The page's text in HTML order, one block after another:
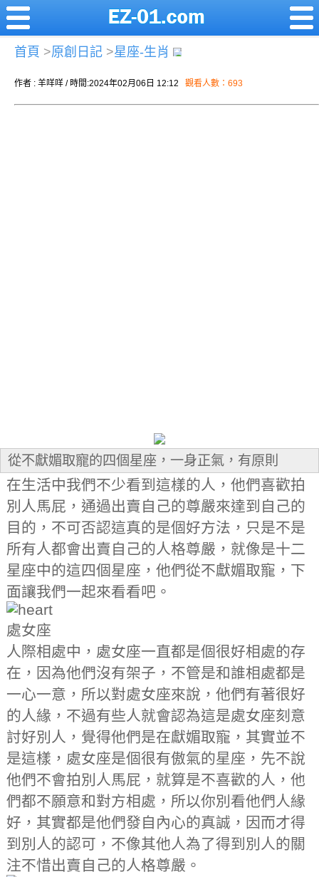
首頁 >原創日記 >星座-生肖
作者 : 羊咩咩 / 時間:2024年02月06日 12:12 觀看人數：693
從不獻媚取寵的四個星座，一身正氣，有原則
在生活中我們不少看到這樣的人，他們喜歡拍
別人馬屁，通過出賣自己的尊嚴來達到自己的
目的，不可否認這真的是個好方法，只是不是
所有人都會出賣自己的人格尊嚴，就像是十二
星座中的這四個星座，他們從不獻媚取寵，下
面讓我們一起來看看吧。
處女座
人際相處中，處女座一直都是個很好相處的存
在，因為他們沒有架子，不管是和誰相處都是
一心一意，所以對處女座來說，他們有著很好
的人緣，不過有些人就會認為這是處女座刻意
討好別人，覺得他們是在獻媚取寵，其實並不
是這樣，處女座是個很有傲氣的星座，先不說
他們不會拍別人馬屁，就算是不喜歡的人，他
們都不願意和對方相處，所以你別看他們人緣
好，其實都是他們發自內心的真誠，因而才得
到別人的認可，不像其他人為了得到別人的關
注不惜出賣自己的人格尊嚴。